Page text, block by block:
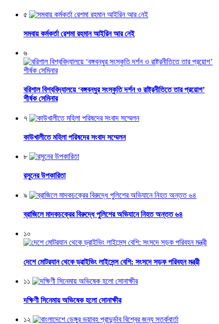
৫
সমবায় কর্মকর্তা রেশমা রহমান আইরিন আর নেই
৬
বরিশাল বিশ্ববিদ্যালয়ে ‘বঙ্গবন্ধুর সংস্কৃতি দর্শন ও রাষ্ট্রনীতিতে তার প্রয়োগ’
শীর্ষক সেমিনার
৭
কাউখালীতে মহিলা পরিষদের সংবাদ সম্মেলন
৮
রসুনের উপকারিতা
৯
ব্রাজিলে মাদকচক্রের বিরুদ্ধে পুলিশের অভিযানে নিহত অন্তত ৬৪
১০
দেশে মোটরযান থেকে ড্রাইভিং লাইসেন্স বেশি: সংসদে সড়ক পরিবহন মন্ত্রী
১১
দক্ষিণী সিনেমায় অভিষেক হলো সোনাক্ষীর
১২